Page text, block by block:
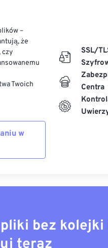
–
że
czy
Twoich
w
SSL/
Centra
bez